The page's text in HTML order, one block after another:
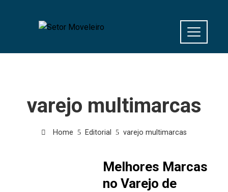
varejo multimarcas
Home Editorial varejo multimarcas
Melhores Marcas
no Varejo de